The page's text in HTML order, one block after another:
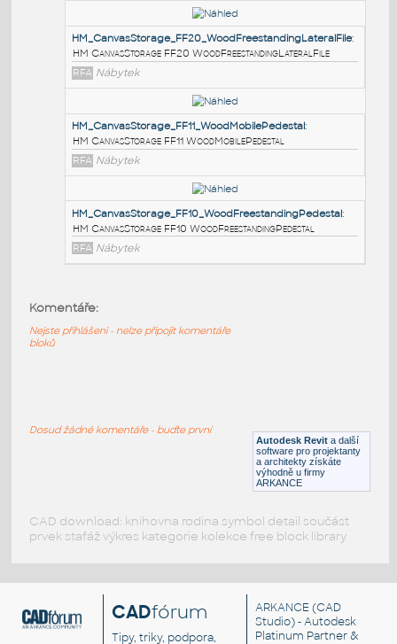
PODOBNÉ BLOKY:
HM CanvasStorage FF300 WoodFreestandingBookcase
RFA Nábytek
HM CanvasStorage FF20 WoodFreestandingLateralFile
RFA Nábytek
HM_CanvasStorage_FF11_WoodMobilePedestal
HM CanvasStorage FF11 WoodMobilePedestal
HM CanvasStorage FF10 WoodFreestandingPedestal
Autodesk Revit a další
software pro projektanty
a architekty získáte
výhodně u firmy
ARKANCE
Komentáře:
Nejste přihlášeni - nelze připojit komentáře
bloků
Dosud žádné komentáře - buďte první
CAD download: knihovna rodina symbol detail součást
prvek stafáž výkres kategorie kolekce free block library
CADfórum
Tipy, triky, podpora,
ARKANCE (CAD
Studio) - Autodesk
Platinum Partner &